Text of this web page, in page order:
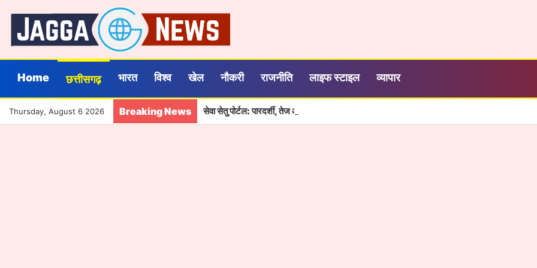
Home छत्तीसगढ़ भारत विश्व खेल नौकरी राजनीति लाइफ स्टाइल व्यापार
Thursday, August 6 2026 Breaking News सेवा सेतु पोर्टल: पारदर्शी, तेज और आसान हुई सरकारी सेवाओं की व्यवस्था